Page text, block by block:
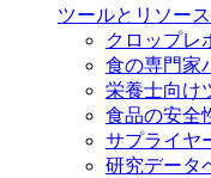
ツールとリソース
クロップレ
食の専門家
栄養士向け
食品の安全
サプライヤ
研究データ